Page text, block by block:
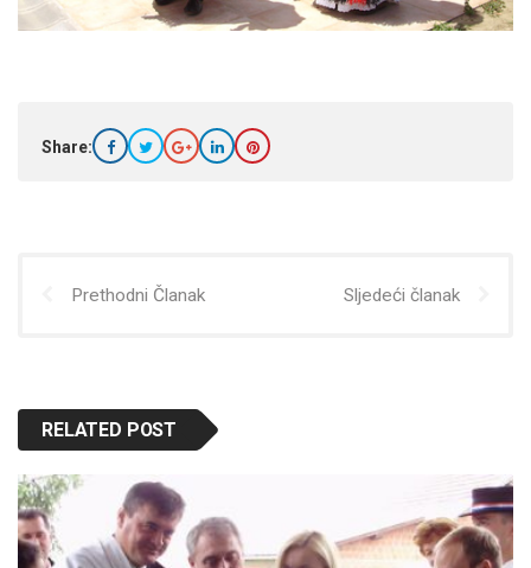
Share:
Prethodni Članak Sljedeći članak
RELATED POST